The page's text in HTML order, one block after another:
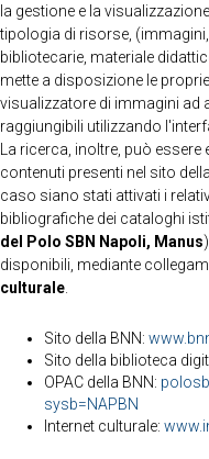
la gestione e la
tipologia di risorse,
bibliotecarie, materiale
mette a disposizione le
visualizzatore di immagini ad
raggiungibili utilizzando
La ricerca, inoltre, può
contenuti presenti nel sito della
caso siano stati attivati i
bibliografiche dei cataloghi
del Polo SBN Napoli, Manus
disponibili, mediante
culturale
Sito della BNN:
Sito della biblioteca
OPAC della BNN:
sysb=NAPBN
Internet culturale: